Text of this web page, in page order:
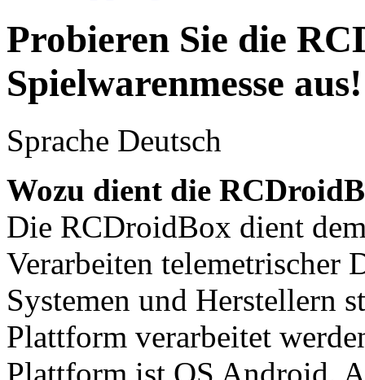
Probieren Sie die
Spielwarenmesse aus!
Sprache Deutsch
Wozu dient die
Die RCDroidBox dient
Verarbeiten telemetrischer
Systemen und Herstellern
Plattform verarbeitet